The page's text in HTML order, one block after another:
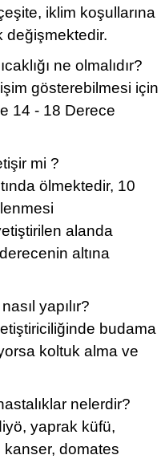
iklim koşullarına
değişmektedir.
ne olmalıdır?
gösterebilmesi için
14 - 18 Derece
mi ?
ölmektedir, 10
alanda
altına
yapılır?
budama
koltuk alma ve
nelerdir?
yaprak küfü,
domates